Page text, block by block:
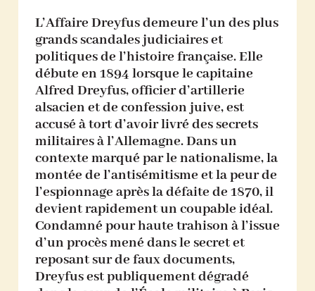
L’Affaire Dreyfus demeure l’un des plus
grands scandales judiciaires et
politiques de l’histoire française. Elle
débute en 1894 lorsque le capitaine
Alfred Dreyfus, officier d’artillerie
alsacien et de confession juive, est
accusé à tort d’avoir livré des secrets
militaires à l’Allemagne. Dans un
contexte marqué par le nationalisme, la
montée de l’antisémitisme et la peur de
l’espionnage après la défaite de 1870, il
devient rapidement un coupable idéal.
Condamné pour haute trahison à l’issue
d’un procès mené dans le secret et
reposant sur de faux documents,
Dreyfus est publiquement dégradé